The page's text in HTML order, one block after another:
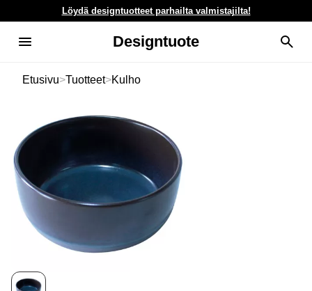
Löydä designtuotteet parhailta valmistajilta!
Designtuote
Etusivu>Tuotteet>Kulho